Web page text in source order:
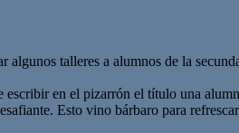
talleres a alumnos de la
en el pizarrón el título una
Esto vino bárbaro para